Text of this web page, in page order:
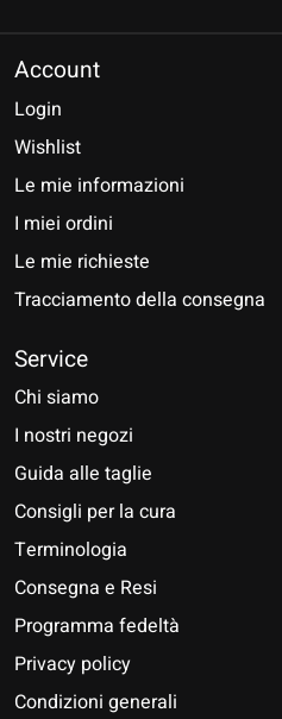
Account
Login
Wishlist
Le mie informazioni
I miei ordini
Le mie richieste
Tracciamento della consegna
Service
Chi siamo
I nostri negozi
Guida alle taglie
Consigli per la cura
Terminologia
Consegna e Resi
Programma fedeltà
Privacy policy
Condizioni generali